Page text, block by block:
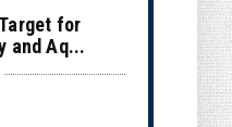
for
and Aq...